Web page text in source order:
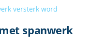
spanwerk